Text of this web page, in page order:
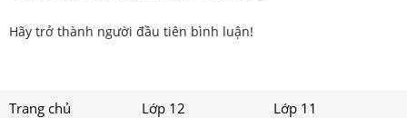
Hãy trở thành người đầu tiên bình luận!
Trang chủ Lớp 12
Lớp 11